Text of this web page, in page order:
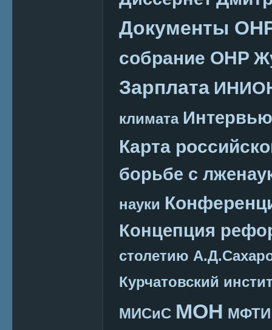
Документы
собрание ОНР
Зарплата
климата Интервью
Карта
борьбе с
науки
Концепция
столетию
Курчатовский
МИСиС МОН МФТИ